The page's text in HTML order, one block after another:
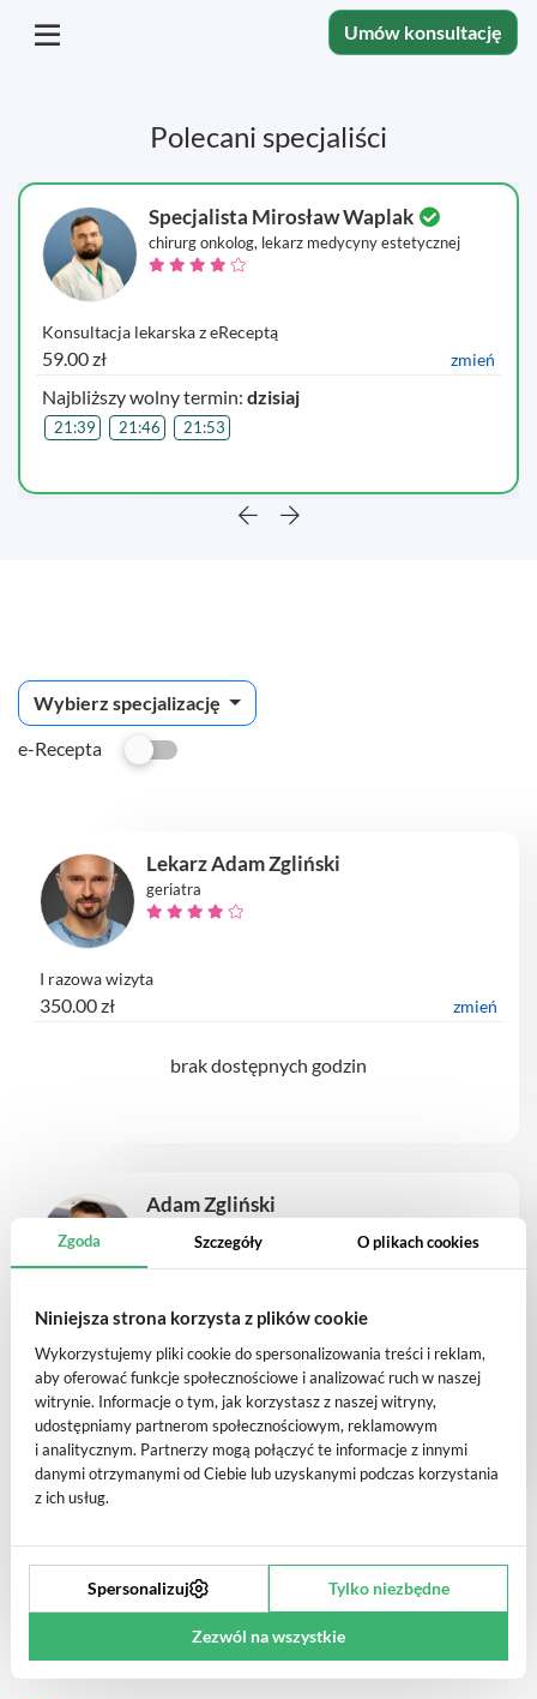
Umów konsultację
Polecani specjaliści
Specjalista Mirosław Waplak
chirurg onkolog, lekarz medycyny estetycznej
Konsultacja lekarska z eReceptą
59.00 zł zmień
Najbliższy wolny termin: dzisiaj
21:39 21:46 21:53
Wybierz specjalizację
e-Recepta
Lekarz Adam Zgliński
geriatra
I razowa wizyta
350.00 zł zmień
brak dostępnych godzin
Adam Zgliński
Stacjonarna Konsultacja Geriatryczna
270.00 zł zmień
brak dostępnych godzin
Zgoda Szczegóły O plikach cookies
Niniejsza strona korzysta z plików cookie
Wykorzystujemy pliki cookie do spersonalizowania treści i reklam,
aby oferować funkcje społecznościowe i analizować ruch w naszej
witrynie. Informacje o tym, jak korzystasz z naszej witryny,
udostępniamy partnerom społecznościowym, reklamowym
i analitycznym. Partnerzy mogą połączyć te informacje z innymi
danymi otrzymanymi od Ciebie lub uzyskanymi podczas korzystania
z ich usług.
Spersonalizuj Tylko niezbędne
Zezwól na wszystkie